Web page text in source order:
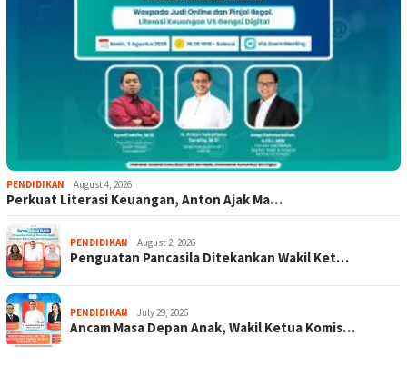
PENDIDIKAN August 4, 2026
Perkuat Literasi Keuangan, Anton Ajak Ma…
PENDIDIKAN August 2, 2026
Penguatan Pancasila Ditekankan Wakil Ket…
PENDIDIKAN July 29, 2026
Ancam Masa Depan Anak, Wakil Ketua Komis…